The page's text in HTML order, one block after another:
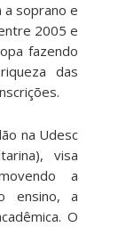
soprano e
2005 e
fazendo
das
na Udesc
visa
a
ensino, a
O